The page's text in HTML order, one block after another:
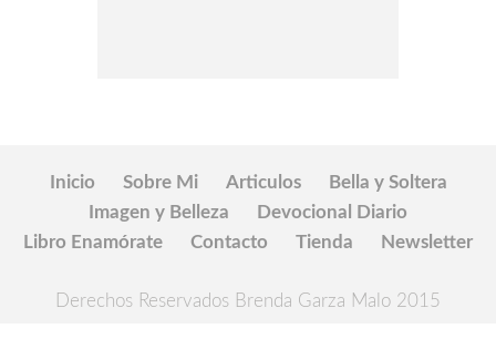
Inicio Sobre Mi Articulos
Bella y Soltera
Imagen y Belleza
Devocional Diario
Libro Enamórate
Contacto Tienda Newsletter
Derechos Reservados Brenda Garza Malo 2015